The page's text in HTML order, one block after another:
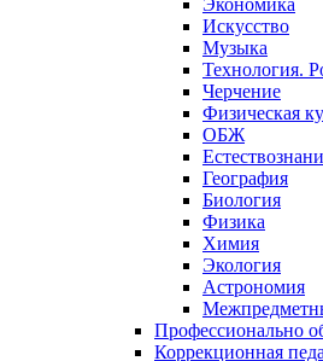
Экономика
Искусство
Музыка
Технология.
Черчение
Физическая
ОБЖ
География
Биология
Физика
Химия
Экология
Астрономия
Профессионально
Коррекционная